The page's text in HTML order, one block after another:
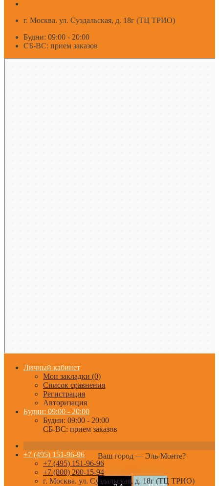
г. Москва. ул. Суздальская, д. 18г (ТЦ ТРИО)
Будни: 09:00 - 20:00
СБ-ВС: прием заказов
Личный кабинет
Мои закладки (0)
Список сравнения
Регистрация
Авторизация
Будни: 09:00 - 20:00
Будни: 09:00 - 20:00
СБ-ВС: прием заказов
Ваш город — Эль-Монте?
+7 (495) 151-96-96
+7 (495) 151-96-96
+7 (800) 200-15-94
г. Москва. ул. Суздальская, д. 18г (ТЦ ТРИО)